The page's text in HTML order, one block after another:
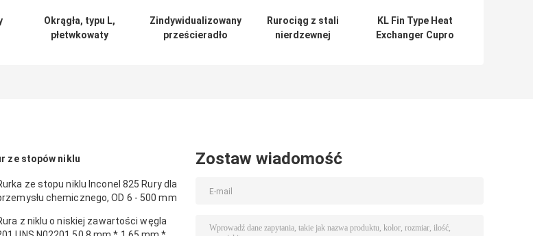
Okrągła, typu L,
płetwkowaty
Zindywidualizowany
prześcieradło
Rurociąg z stali
nierdzewnej
KL Fin Type Heat
Exchanger Cupro
ze stopów niklu
ze stopu niklu Inconel 825 Rury dla
chemicznego, OD 6 - 500 mm
z niklu o niskiej zawartości węgla
Zostaw wiadomość